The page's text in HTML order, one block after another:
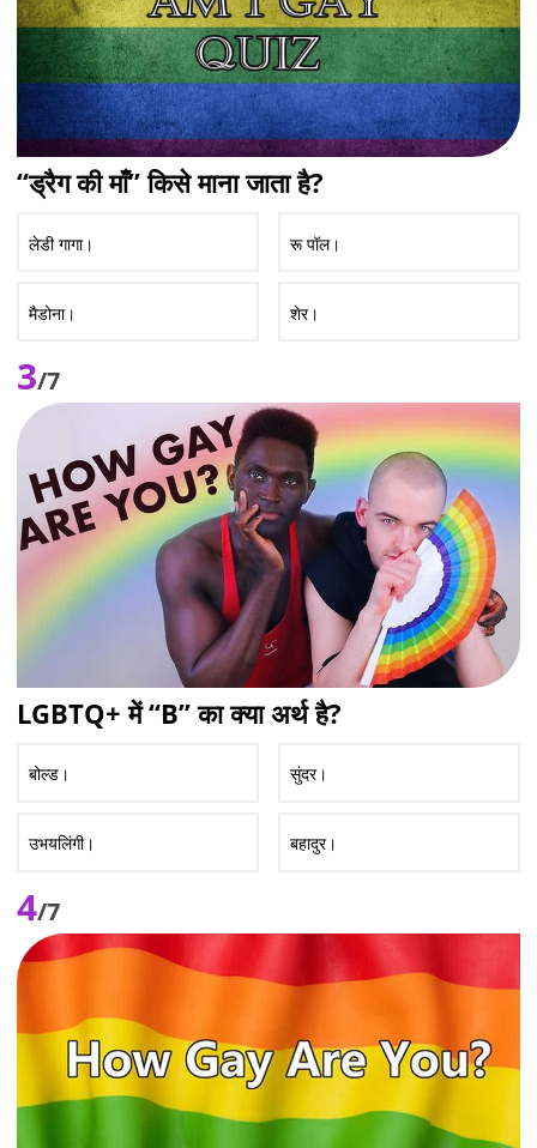
“ड्रैग की माँ” किसे माना जाता है?
लेडी गागा। रू पॉल।
मैडोना। शेर।
3/7
LGBTQ+ में “B” का क्या अर्थ है?
बोल्ड। सुंदर।
उभयलिंगी। बहादुर।
4/7